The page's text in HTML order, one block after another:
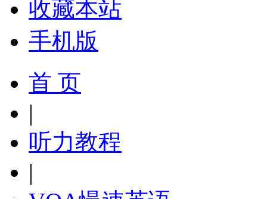
收藏本站
手机版
首 页
|
听力教程
|